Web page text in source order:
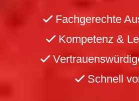
Fachgerechte
Kompetenz &
Schnell